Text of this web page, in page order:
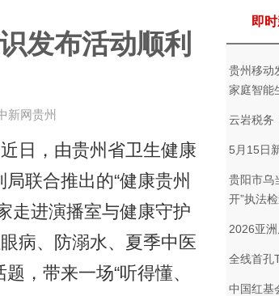
发布活动顺利
新网贵州
，由贵州省卫生健康
联合推出的“健康贵州
走进演播室与健康守护
病、防溺水、夏季中医
，带来一场“听得懂、
即
贵州移动
家庭智能
云岩税务
5月15日
贵阳市乌
开”执法
2026亚
全线首孔
中国红基